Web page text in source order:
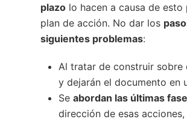
plazo lo hacen a causa de
plan de acción. No dar los
siguientes problemas:
Al tratar de construir
y dejarán el documento en
Seabordan las últimas
dirección de esas